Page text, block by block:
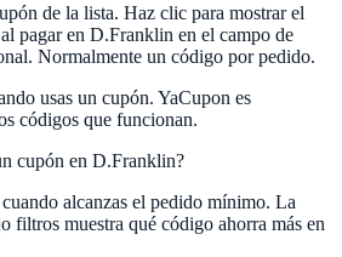
de la lista. Haz clic para mostrar el
pagar en D.Franklin en el campo de
Normalmente un código por pedido.
usas un cupón. YaCupon es
códigos que funcionan.
cupón en D.Franklin?
alcanzas el pedido mínimo. La
filtros muestra qué código ahorra más en